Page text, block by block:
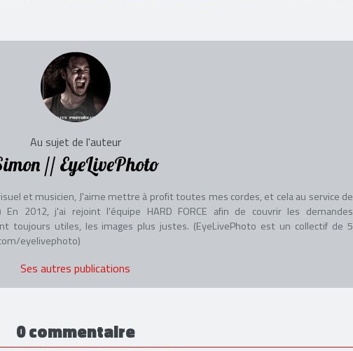
Au sujet de l'auteur
// EyeLivePhoto
et musicien, J'aime mettre à profit toutes mes cordes, et cela au service de
En 2012, j'ai rejoint l'équipe HARD FORCE afin de couvrir les demandes
toujours utiles, les images plus justes. (EyeLivePhoto est un collectif de 5
eyelivephoto)
Ses autres publications
0 commentaire